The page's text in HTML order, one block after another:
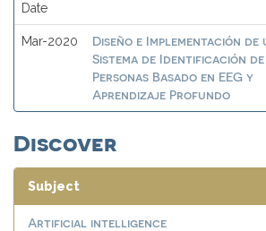
Date
Mar-2020
Diseño e Implementación de
Sistema de Identificación de
Personas Basado en EEG y
Aprendizaje Profundo
Discover
Subject
Artificial intelligence